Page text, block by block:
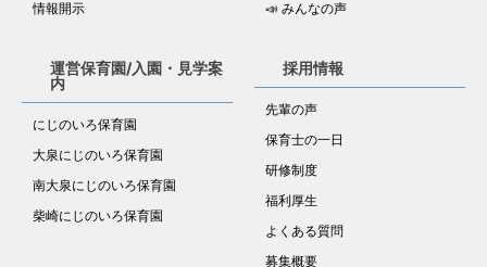
情報開示
📣 みんなの声
運営保育園/入園・見学案
内
にじのいろ保育園
大泉にじのいろ保育園
南大泉にじのいろ保育園
柴崎にじのいろ保育園
採用情報
先輩の声
保育士の一日
研修制度
福利厚生
よくある質問
募集概要